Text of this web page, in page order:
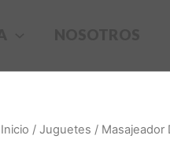
Inicio / Juguetes / Masajeador